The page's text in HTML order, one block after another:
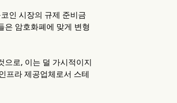
인 시장의 규제 준비금
은 암호화폐에 맞게 변형
로, 이는 덜 가시적이지
프라 제공업체로서 스테